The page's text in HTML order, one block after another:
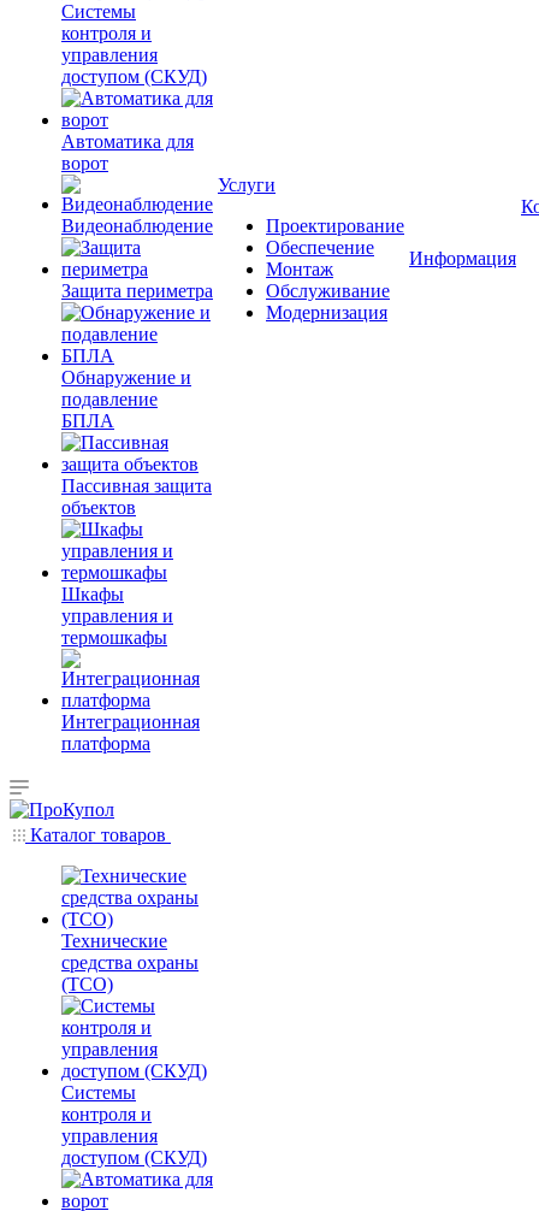
Системы
контроля и
управления
доступом (СКУД)
Автоматика для
ворот
Видеонаблюдение
Защита периметра
Обнаружение и
подавление
БПЛА
Пассивная защита
объектов
Шкафы
управления и
термошкафы
Интеграционная
платформа
Услуги
Проектирование
Обеспечение
Монтаж
Обслуживание
Модернизация
Информация
Каталог товаров
Технические
средства охраны
(ТСО)
Системы
контроля и
управления
доступом (СКУД)